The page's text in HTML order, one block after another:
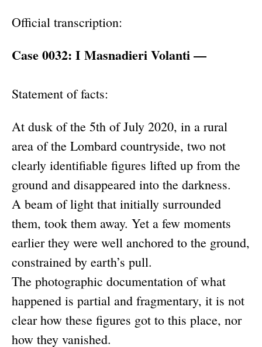
Official transcription:
Case 0032: I Masnadieri Volanti —
Statement of facts:
At dusk of the 5th of July 2020, in a rural
area of the Lombard countryside, two not
clearly identifiable figures lifted up from the
ground and disappeared into the darkness.
A beam of light that initially surrounded
them, took them away. Yet a few moments
earlier they were well anchored to the ground,
constrained by earth’s pull.
The photographic documentation of what
happened is partial and fragmentary, it is not
clear how these figures got to this place, nor
how they vanished.